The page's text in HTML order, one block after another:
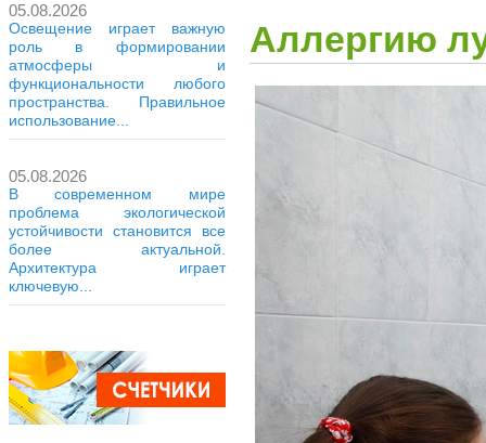
05.08.2026
Освещение играет важную
роль в формировании
атмосферы и
функциональности любого
пространства. Правильное
использование...
05.08.2026
В современном мире
проблема экологической
устойчивости становится все
более актуальной.
Архитектура играет
ключевую...
Аллергию